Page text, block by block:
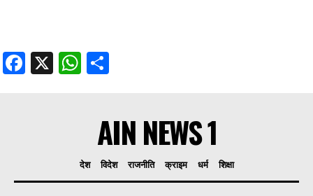
Facebook
X WhatsApp
AIN NEWS 1
देश विदेश राजनीति क्राइम धर्म शिक्षा